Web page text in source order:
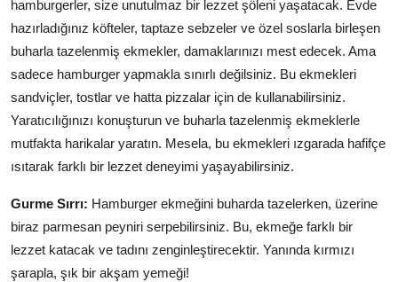
hamburgerler, size unutulmaz bir lezzet şöleni yaşatacak. Evde
hazırladığınız köfteler, taptaze sebzeler ve özel soslarla birleşen
buharla tazelenmiş ekmekler, damaklarınızı mest edecek. Ama
sadece hamburger yapmakla sınırlı değilsiniz. Bu ekmekleri
sandviçler, tostlar ve hatta pizzalar için de kullanabilirsiniz.
Yaratıcılığınızı konuşturun ve buharla tazelenmiş ekmeklerle
mutfakta harikalar yaratın. Mesela, bu ekmekleri ızgarada hafifçe
ısıtarak farklı bir lezzet deneyimi yaşayabilirsiniz.
Gurme Sırrı: Hamburger ekmeğini buharda tazelerken, üzerine
biraz parmesan peyniri serpebilirsiniz. Bu, ekmeğe farklı bir
lezzet katacak ve tadını zenginleştirecektir. Yanında kırmızı
şarapla, şık bir akşam yemeği!